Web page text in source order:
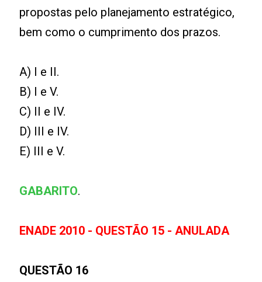
propostas pelo planejamento estratégico,
bem como o cumprimento dos prazos.
A) I e II.
B) I e V.
C) II e IV.
D) III e IV.
E) III e V.
GABARITO.
ENADE 2010 - QUESTÃO 15 - ANULADA
QUESTÃO 16